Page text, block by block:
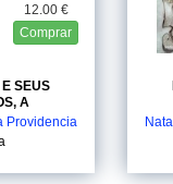
12.00 €
Comprar
SEUS
A
Providencia